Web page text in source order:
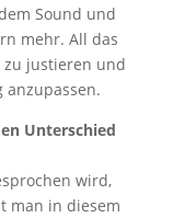
Sound und
mehr. All das
justieren und
anzupassen.
Unterschied
wird,
man in diesem